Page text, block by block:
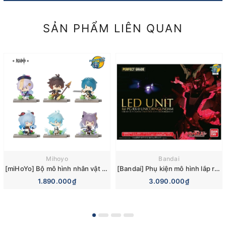
SẢN PHẨM LIÊN QUAN
Mihoyo
[miHoYo] Bộ mô hình nhân vật Genshin Impact Battlefield Heroes Blind Box Figures Vol 2 (Liyue)
1.890.000₫
Bandai
[Bandai] Phụ kiện mô hình lắp ráp Gundam UC (Unicorn) LED Unit for PG Unicorn Gundam/PG Banshee Norn
3.090.000₫